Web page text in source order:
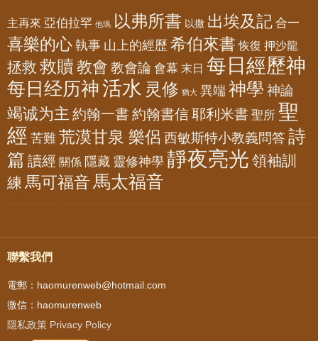
主再來 亞伯拉罕 他瑪 以弗所書 以撒 出埃及記 合一
喜樂的心 執事 山上的經歷 希伯來書 恢復 押沙龍
拯救 救贖 教會 教會論 會幕 末日 每日經歷神
每日经历神活水 灵修 猶大 異端 神學 神論
竭诚为主 約翰一書 約翰書信耶利米書 聖所 聖
經 苦難 荒漠甘泉 樂侶 西敏斯特小教義問答詩
篇 讀經 關係 隱藏 靈修神學 靜夜亮光 領袖訓
練 馬可福音 馬太福音
聯繫我們
電郵：haomurenweb@hotmail.com
微信：haomurenweb
隱私政策 Privacy Policy